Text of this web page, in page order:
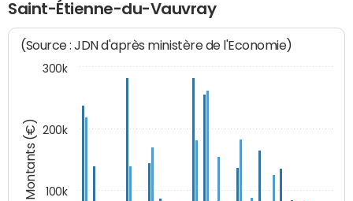
Saint-Étienne-du-Vauvray
Montants (€)
(Source : JDN d'après ministère de l'Economie)
100k
200k
300k